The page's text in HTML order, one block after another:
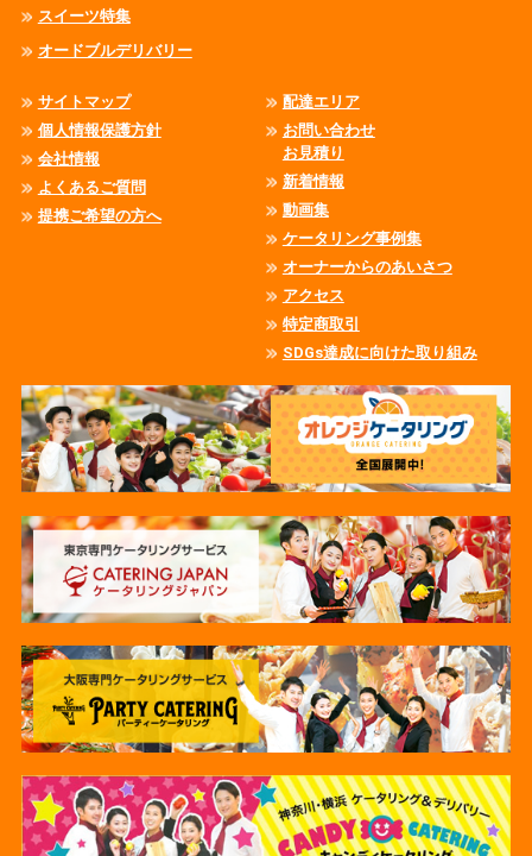
スイーツ特集
オードブルデリバリー
サイトマップ
個人情報保護方針
会社情報
よくあるご質問
提携ご希望の方へ
配達エリア
お問い合わせ
お見積り
新着情報
動画集
ケータリング事例集
オーナーからのあいさつ
アクセス
特定商取引
SDGs達成に向けた取り組み